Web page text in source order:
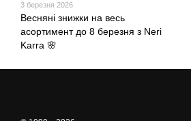
3 березня 2026
Весняні знижки на весь
асортимент до 8 березня з Neri
Karra 🌸